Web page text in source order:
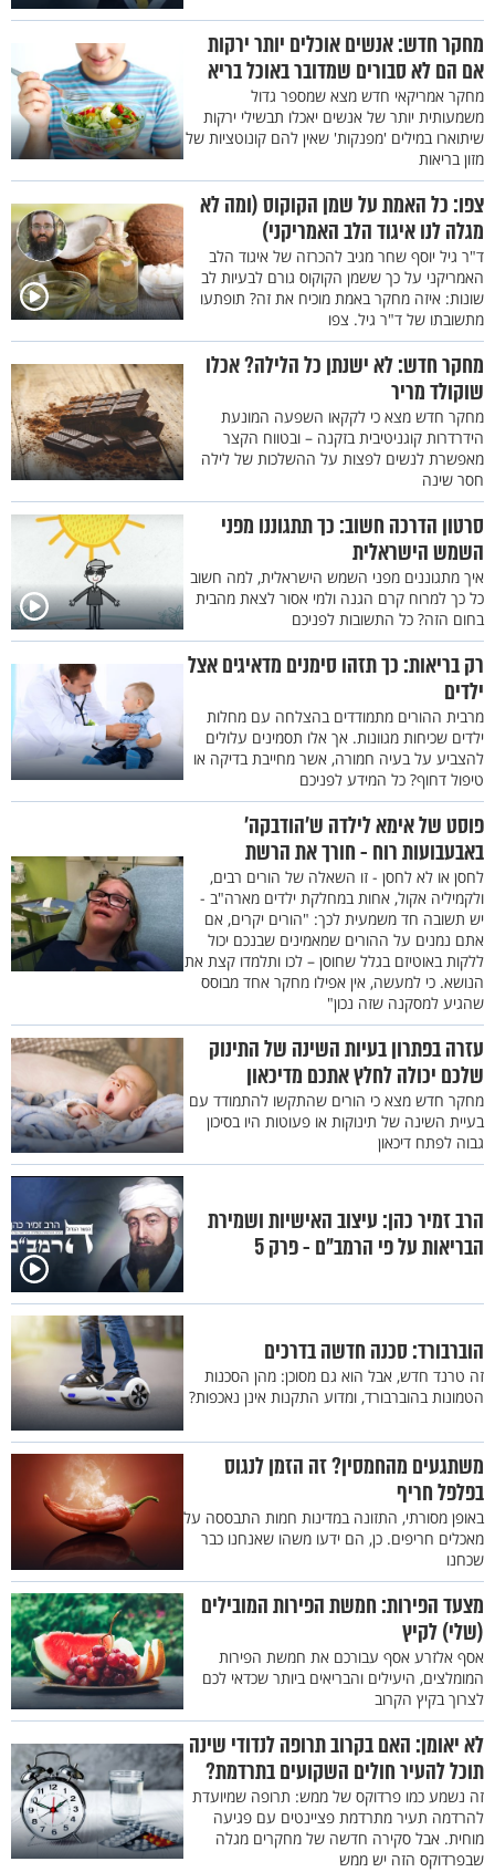
מחקר חדש: אנשים אוכלים יותר ירקות
אם הם לא סבורים שמדובר באוכל בריא
מחקר אמריקאי חדש מצא שמספר גדול
משמעותית יותר של אנשים יאכלו תבשילי ירקות
שיתוארו במילים 'מפנקות' שאין להם קונוטציות של
מזון בריאות
צפו: כל האמת על שמן הקוקוס (ומה לא
מגלה לנו איגוד הלב האמריקני)
ד"ר גיל יוסף שחר מגיב להכרזה של איגוד הלב
האמריקני על כך ששמן הקוקוס גורם לבעיות לב
שונות: איזה מחקר באמת מוכיח את זה? תופתעו
מתשובתו של ד"ר גיל. צפו
מחקר חדש: לא ישנתן כל הלילה? אכלו
שוקולד מריר
מחקר חדש מצא כי לקקאו השפעה המונעת
הידרדרות קוגניטיבית בזקנה – ובטווח הקצר
מאפשרת לנשים לפצות על ההשלכות של לילה
חסר שינה
סרטון הדרכה חשוב: כך תתגוננו מפני
השמש הישראלית
איך מתגוננים מפני השמש הישראלית, למה חשוב
כל כך למרוח קרם הגנה ולמי אסור לצאת מהבית
בחום הזה? כל התשובות לפניכם
רק בריאות: כך תזהו סימנים מדאיגים אצל
ילדים
מרבית ההורים מתמודדים בהצלחה עם מחלות
ילדים שכיחות מגוונות. אך אלו תסמינים עלולים
להצביע על בעיה חמורה, אשר מחייבת בדיקה או
טיפול דחוף? כל המידע לפניכם
פוסט של אימא לילדה ש’הודבקה’
באבעבועות רוח - חורך את הרשת
לחסן או לא לחסן - זו השאלה של הורים רבים,
ולקמיליה אקול, אחות במחלקת ילדים מארה"ב -
יש תשובה חד משמעית לכך: "הורים יקרים, אם
אתם נמנים על ההורים שמאמינים שבנכם יכול
ללקות באוטיזם בגלל שחוסן – לכו ותלמדו קצת את
הנושא. כי למעשה, אין אפילו מחקר אחד מבוסס
שהגיע למסקנה שזה נכון"
עזרה בפתרון בעיות השינה של התינוק
שלכם יכולה לחלץ אתכם מדיכאון
מחקר חדש מצא כי הורים שהתקשו להתמודד עם
בעיית השינה של תינוקות או פעוטות היו בסיכון
גבוה לפתח דיכאון
הרב זמיר כהן: עיצוב האישיות ושמירת
הבריאות על פי הרמב״ם - פרק 5
הוברבורד: סכנה חדשה בדרכים
זה טרנד חדש, אבל הוא גם מסוכן: מהן הסכנות
הטמונות בהוברבורד, ומדוע התקנות אינן נאכפות?
משתגעים מהחמסין? זה הזמן לנגוס
בפלפל חריף
באופן מסורתי, התזונה במדינות חמות התבססה על
מאכלים חריפים. כן, הם ידעו משהו שאנחנו כבר
שכחנו
מצעד הפירות: חמשת הפירות המובילים
(שלי) לקיץ
אסף אלזרע אסף עבורכם את חמשת הפירות
המומלצים, היעילים והבריאים ביותר שכדאי לכם
לצרוך בקיץ הקרוב
לא יאומן: האם בקרוב תרופה לנדודי שינה
תוכל להעיר חולים השקועים בתרדמת?
זה נשמע כמו פרדוקס של ממש: תרופה שמיועדת
להרדמה תעיר מתרדמת פציינטים עם פגיעה
מוחית. אבל סקירה חדשה של מחקרים מגלה
שבפרדוקס הזה יש ממש